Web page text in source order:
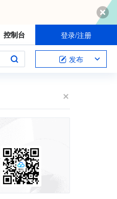
控制台 登录/注册
发布